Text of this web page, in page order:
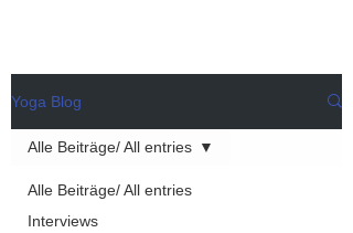
Yoga Blog
Alle Beiträge/ All entries
Interviews
Alle Beiträge/ All entries